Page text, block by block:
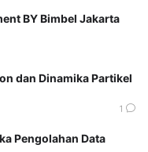
BY Bimbel Jakarta
dan Dinamika Partikel
1
Pengolahan Data